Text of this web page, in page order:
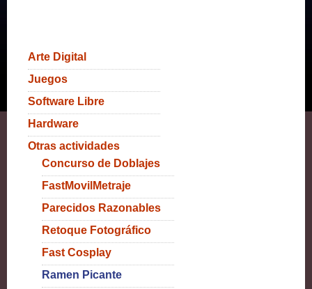
Arte Digital
Juegos
Software Libre
Hardware
Otras actividades
Concurso de Doblajes
FastMovilMetraje
Parecidos Razonables
Retoque Fotográfico
Fast Cosplay
Ramen Picante